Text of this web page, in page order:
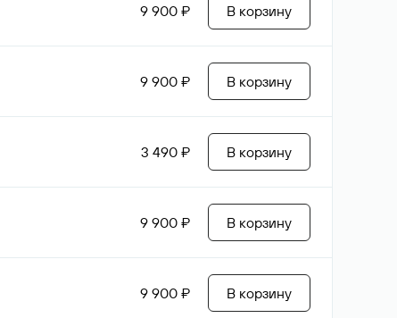
9 900 ₽ В корзину
9 900 ₽ В корзину
3 490 ₽ В корзину
9 900 ₽ В корзину
9 900 ₽ В корзину